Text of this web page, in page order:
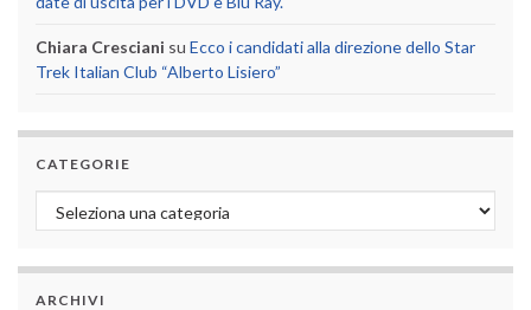
Chiara Cresciani su Ecco i candidati alla direzione dello Star
Trek Italian Club “Alberto Lisiero”
CATEGORIE
Categorie
ARCHIVI